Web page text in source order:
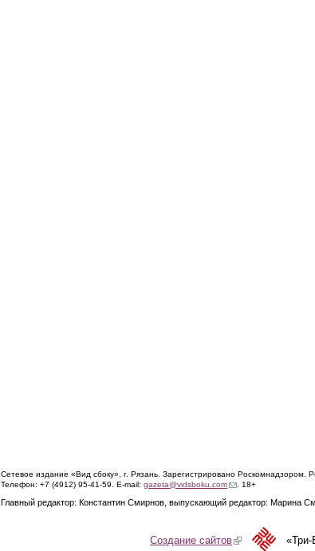
Сетевое издание «Вид сбоку», г. Рязань. Зарегистрировано Роскомнадзором.
Телефон: +7 (4912) 95-41-59. E-mail: gazeta@vidsboku.com(link sends e-mail)
. 18+
Главный редактор: Константин Смирнов, выпускающий редактор: Марина
Создание сайтов(link is external)
«Три-